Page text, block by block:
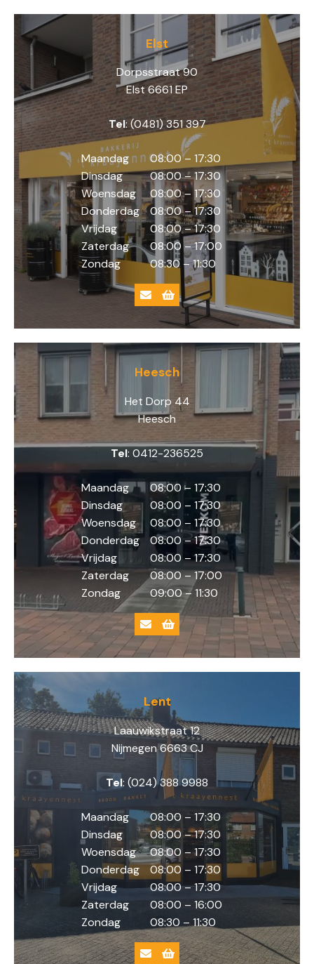
Elst
Dorpsstraat 90
Elst 6661 EP
Tel: (0481) 351 397
Maandag
08:00 – 17:30
Dinsdag
08:00 – 17:30
Woensdag
08:00 – 17:30
Donderdag
08:00 – 17:30
Vrijdag
08:00 – 17:30
Zaterdag
08:00 – 17:00
Zondag
08:30 – 11:30
Heesch
Het Dorp 44
Heesch
Tel: 0412-236525
Maandag
08:00 – 17:30
Dinsdag
08:00 – 17:30
Woensdag
08:00 – 17:30
Donderdag
08:00 – 17:30
Vrijdag
08:00 – 17:30
Zaterdag
08:00 – 17:00
Zondag
09:00 – 11:30
Lent
Laauwikstraat 12
Nijmegen 6663 CJ
Tel: (024) 388 9988
Maandag
08:00 – 17:30
Dinsdag
08:00 – 17:30
Woensdag
08:00 – 17:30
Donderdag
08:00 – 17:30
Vrijdag
08:00 – 17:30
Zaterdag
08:00 – 16:00
Zondag
08:30 – 11:30